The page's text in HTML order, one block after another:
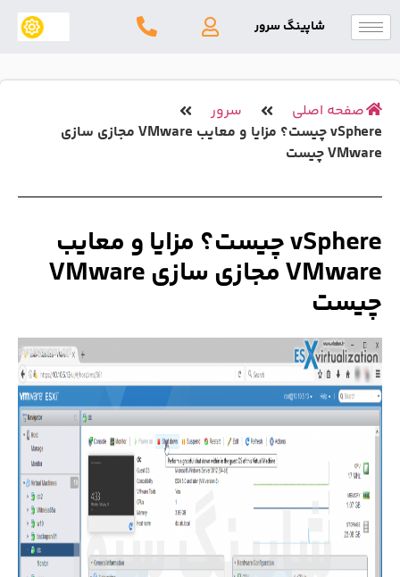
شاپینگ سرور
اصلی
سرور
vSphere چیست؟ مزایا و معایب VMware مجازی سازی
vSphere چیست؟ مزایا و معایب
VMware مجازی سازی VMware